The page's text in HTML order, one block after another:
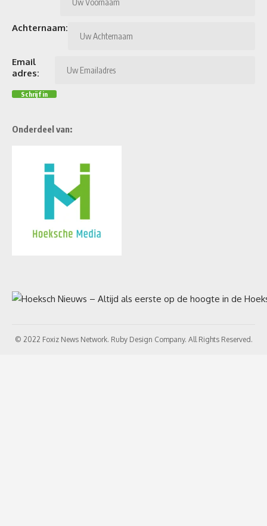
Achternaam:
Email
adres:
Onderdeel van:
© 2022 Foxiz News Network. Ruby Design Company. All Rights Reserved.